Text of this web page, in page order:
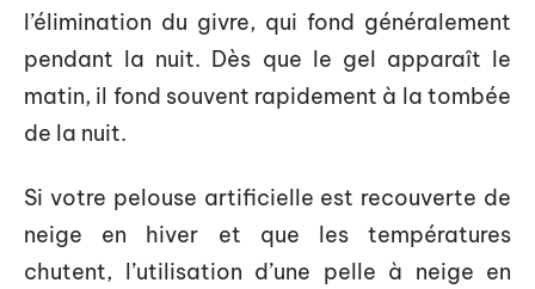
l’élimination du givre, qui fond généralement
pendant la nuit. Dès que le gel apparaît le
matin, il fond souvent rapidement à la tombée
de la nuit.
Si votre pelouse artificielle est recouverte de
neige en hiver et que les températures
chutent, l’utilisation d’une pelle à neige en